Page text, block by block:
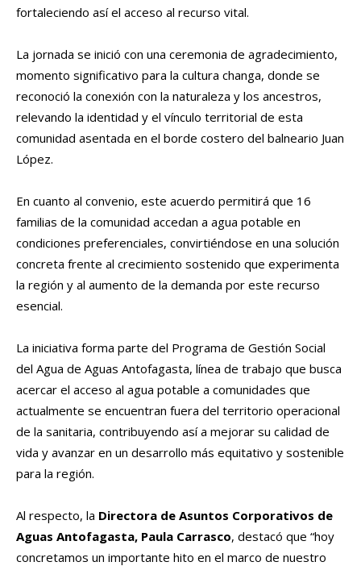
fortaleciendo así el acceso al recurso vital.
La jornada se inició con una ceremonia de agradecimiento,
momento significativo para la cultura changa, donde se
reconoció la conexión con la naturaleza y los ancestros,
relevando la identidad y el vínculo territorial de esta
comunidad asentada en el borde costero del balneario Juan
López.
En cuanto al convenio, este acuerdo permitirá que 16
familias de la comunidad accedan a agua potable en
condiciones preferenciales, convirtiéndose en una solución
concreta frente al crecimiento sostenido que experimenta
la región y al aumento de la demanda por este recurso
esencial.
La iniciativa forma parte del Programa de Gestión Social
del Agua de Aguas Antofagasta, línea de trabajo que busca
acercar el acceso al agua potable a comunidades que
actualmente se encuentran fuera del territorio operacional
de la sanitaria, contribuyendo así a mejorar su calidad de
vida y avanzar en un desarrollo más equitativo y sostenible
para la región.
Al respecto, la Directora de Asuntos Corporativos de
Aguas Antofagasta, Paula Carrasco, destacó que “hoy
concretamos un importante hito en el marco de nuestro